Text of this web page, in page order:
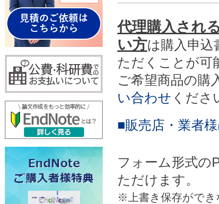
代理購入され
い方は購入申込
ただくことが可
ご希望商品の購
い合わせ くださ
■販売店・業者
フォーム形式の
ただけます。
※上書き保存ができ